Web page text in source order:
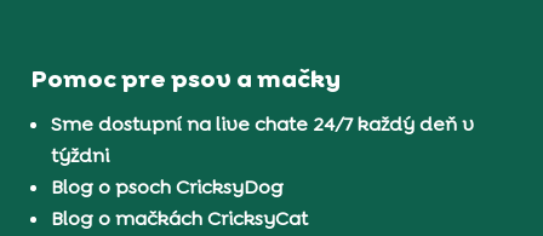
Pomoc pre psov a mačky
Sme dostupní na live chate 24/7 každý deň v
týždni
Blog o psoch CricksyDog
Blog o mačkách CricksyCat